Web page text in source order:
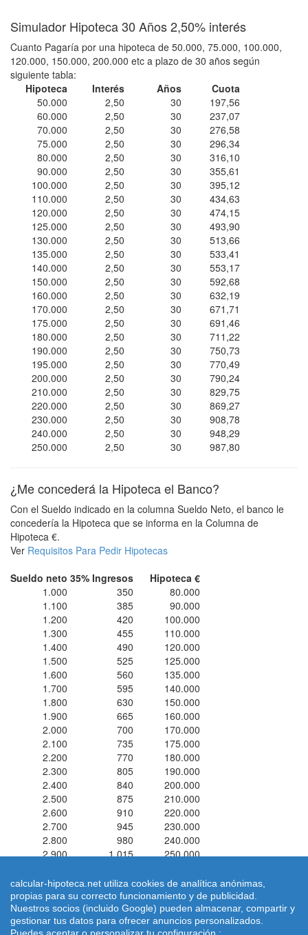
Simulador Hipoteca 30 Años 2,50% interés
Cuanto Pagaría por una hipoteca de 50.000, 75.000, 100.000,
120.000, 150.000, 200.000 etc a plazo de 30 años según
siguiente tabla:
Hipoteca
Interés Años
Cuota
50.000
2,50 30
197,56
60.000
2,50 30
237,07
70.000
2,50 30
276,58
75.000
2,50 30
296,34
80.000
2,50 30
316,10
90.000
2,50 30
355,61
100.000
2,50 30
395,12
110.000
2,50 30
434,63
120.000
2,50 30
474,15
125.000
2,50 30
493,90
130.000
2,50 30
513,66
135.000
2,50 30
533,41
140.000
2,50 30
553,17
150.000
2,50 30
592,68
160.000
2,50 30
632,19
170.000
2,50 30
671,71
175.000
2,50 30
691,46
180.000
2,50 30
711,22
190.000
2,50 30
750,73
195.000
2,50 30
770,49
200.000
2,50 30
790,24
210.000
2,50 30
829,75
220.000
2,50 30
869,27
230.000
2,50 30
908,78
240.000
2,50 30
948,29
250.000
2,50 30 987,80
¿Me concederá la Hipoteca el Banco?
Con el Sueldo indicado en la columna Sueldo Neto, el banco le
concedería la Hipoteca que se informa en la Columna de
Hipoteca €.
Ver Requisitos Para Pedir Hipotecas
Sueldo neto 35% Ingresos
Hipoteca €
1.000
350
80.000
1.100
385
90.000
1.200
420
100.000
1.300
455
110.000
1.400
490
120.000
1.500
525
125.000
1.600
560
135.000
1.700
595
140.000
1.800
630
150.000
1.900
665
160.000
2.000
700
170.000
2.100
735
175.000
2.200
770
180.000
2.300
805
190.000
2.400
840
200.000
2.500
875
210.000
2.600
910
220.000
2.700
945
230.000
2.800
980
240.000
2.900
1.015
250.000
Simuladores de hipotecas ® 2026 calcular-hipoteca.net Home
Calcular letra de hipoteca|Revisar hipoteca|Condiciones de uso
|Aviso Legal-
calcular-hipoteca.net utiliza cookies de analítica anónimas,
propias para su correcto funcionamiento y de publicidad.
Nuestros socios (incluido Google) pueden almacenar, compartir y
gestionar tus datos para ofrecer anuncios personalizados.